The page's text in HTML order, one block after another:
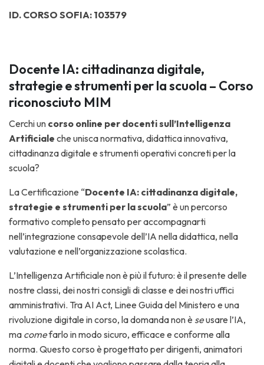
ID. CORSO SOFIA: 103579
Docente IA: cittadinanza digitale,
strategie e strumenti per la scuola – Corso
riconosciuto MIM
Cerchi un corso online per docenti sull’Intelligenza
Artificiale che unisca normativa, didattica innovativa,
cittadinanza digitale e strumenti operativi concreti per la
scuola?
La Certificazione “Docente IA: cittadinanza digitale,
strategie e strumenti per la scuola” è un percorso
formativo completo pensato per accompagnarti
nell’integrazione consapevole dell’IA nella didattica, nella
valutazione e nell’organizzazione scolastica.
L’Intelligenza Artificiale non è più il futuro: è il presente delle
nostre classi, dei nostri consigli di classe e dei nostri uffici
amministrativi. Tra AI Act, Linee Guida del Ministero e una
rivoluzione digitale in corso, la domanda non è seusare l’IA,
ma comefarlo in modo sicuro, efficace e conforme alla
norma. Questo corso è progettato per dirigenti, animatori